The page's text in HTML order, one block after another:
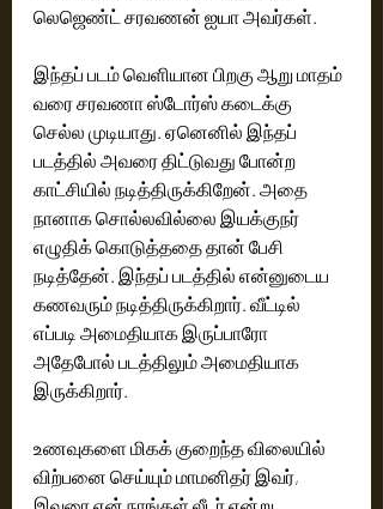
லெஜெண்ட் சரவணன் ஐயா அவர்கள்.
இந்தப் படம் வெளியான பிறகு ஆறு மாதம்
வரை சரவணா ஸ்டோர்ஸ் கடைக்கு
செல்ல முடியாது. ஏனெனில் இந்தப்
படத்தில் அவரை திட்டுவது போன்ற
காட்சியில் நடித்திருக்கிறேன். அதை
நானாக சொல்லவில்லை இயக்குந‌ர்
எழுதிக் கொடுத்ததை தான் பேசி
நடித்தேன். இந்தப் படத்தில் என்னுடைய
கணவரும் நடித்திருக்கிறார். வீட்டில்
எப்படி அமைதியாக இருப்பாரோ
அதேபோல் படத்திலும் அமைதியாக
இருக்கிறார்.
உணவுகளை மிகக் குறைந்த விலையில்
விற்பனை செய்யும் மாமனிதர் இவர்,
இவரை ஏன் நாங்கள் லீடர் என்று